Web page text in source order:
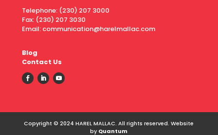
Telephone: (230) 207 3000
Fax: (230) 207 3030
Email: communication@harelmallac.com
Blog
Contact Us
Copyright © 2024 HAREL MALLAC. All rights reserved. Website
by Quantum